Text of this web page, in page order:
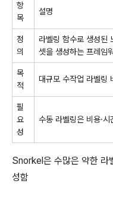
항
목
설명
정
의
라벨링 함수로 생성된
셋을 생성하는 프레임
목
적
대규모 수작업 라벨링
필
요
성
수동 라벨링은 비용·
Snorkel은 수많은 약한 라
성함